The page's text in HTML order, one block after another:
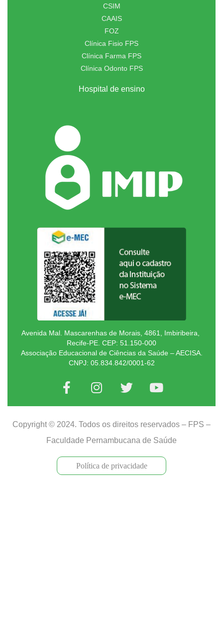
CSIM
CAAIS
FOZ
Clínica Fisio FPS
Clínica Farma FPS
Clínica Odonto FPS
Hospital de ensino
Avenida Mal. Mascarenhas de Morais, 4861, Imbiribeira,
Recife-PE. CEP: 51.150-000
Associação Educacional de Ciências da Saúde – AECISA.
CNPJ: 05.834.842/0001-62
Copyright © 2024. Todos os direitos reservados – FPS –
Faculdade Pernambucana de Saúde
Política de privacidade